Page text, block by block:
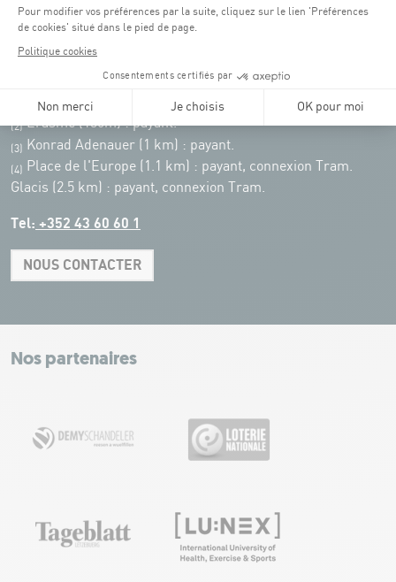
clients Coque(hors manifestations)
Pendant les jours d'événements à la Coque, les places de parkings sont
restreintes. Veuillez privilégier les transports en commun dans la mesure du
(2)Erasme (150m) : payant.
(3) Konrad Adenauer (1 km) : payant.
(4)
Place de l'Europe (1.1 km) : payant, connexion Tram.
Glacis (2.5 km) : payant, connexion Tram.
Tel: +352 43 60 60 1
NOUS CONTACTER
+
−
Leaflet|Map tiles by Carto, under CC BY 3.0. Data by OpenStreetMap, under
Nos partenaires